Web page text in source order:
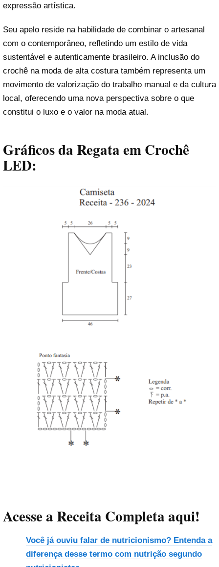
expressão artística.
Seu apelo reside na habilidade de combinar o artesanal
com o contemporâneo, refletindo um estilo de vida
sustentável e autenticamente brasileiro. A inclusão do
crochê na moda de alta costura também representa um
movimento de valorização do trabalho manual e da cultura
local, oferecendo uma nova perspectiva sobre o que
constitui o luxo e o valor na moda atual.
Gráficos da Regata em Crochê
LED:
Acesse a Receita Completa aqui!
Você já ouviu falar de nutricionismo? Entenda a
diferença desse termo com nutrição segundo